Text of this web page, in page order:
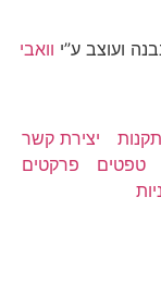
וואבי
יצירת קשר
טפטים
פרקטים